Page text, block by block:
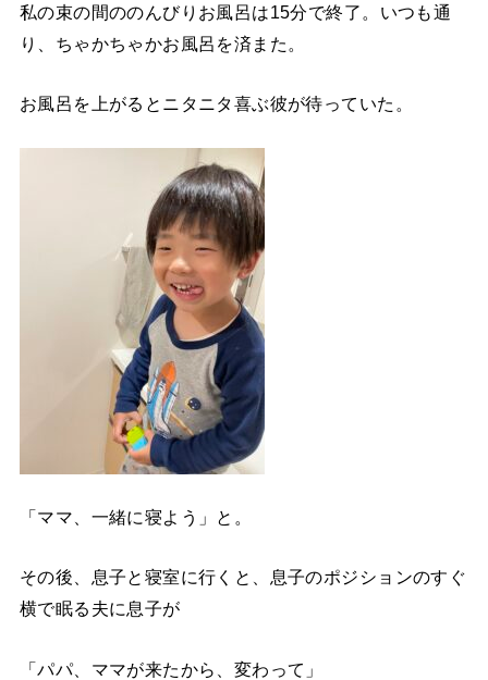
私の束の間ののんびりお風呂は15分で終了。いつも通
り、ちゃかちゃかお風呂を済また。
お風呂を上がるとニタニタ喜ぶ彼が待っていた。
「ママ、一緒に寝よう」と。
その後、息子と寝室に行くと、息子のポジションのすぐ
横で眠る夫に息子が
「パパ、ママが来たから、変わって」